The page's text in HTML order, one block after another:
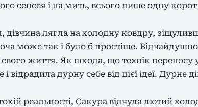
сенсея і на мить, всього лише одну
лягла на холодну ковдру,
може так і було б простіше.
свого життя. Як шкода, що технік переносу
дурну себе від цієї ідеї. Дурне
реальності, Сакура відчула лютий